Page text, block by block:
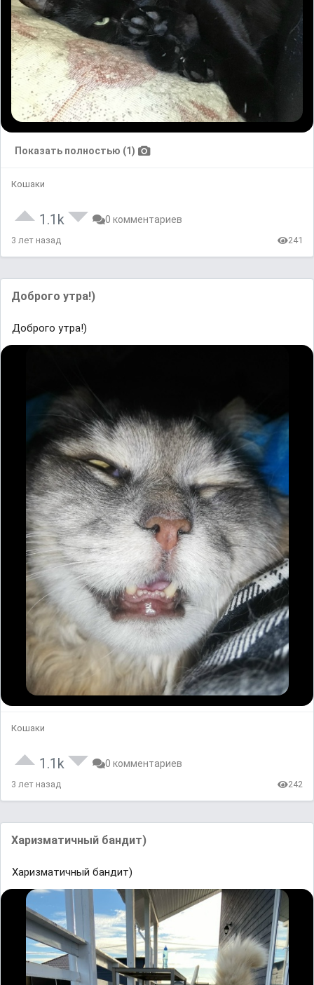
Показать полностью (1)
Кошаки
1.1k 0 комментариев
3 лет назад 241
Доброго утра!)
Доброго утра!)
Кошаки
1.1k 0 комментариев
3 лет назад 242
Харизматичный бандит)
Харизматичный бандит)